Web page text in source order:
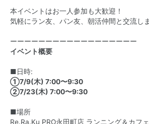
本イベントはお一人参加も大歓迎！
気軽にラン友、パン友、朝活仲間と交流し
ーーーーーーーーーーーーーーーーーー
イベント概要
■日時:
①7/9(木) 7:00〜9:30
②7/23(木) 7:00〜9:30
■場所
Re.Ra.Ku PRO永田町店 ランニング＆カフェ